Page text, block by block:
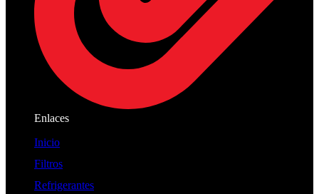
Enlaces
Inicio
Filtros
Refrigerantes